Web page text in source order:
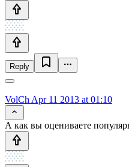
Reply
VolCh Apr 11 2013 at 01:10
А как вы оцениваете